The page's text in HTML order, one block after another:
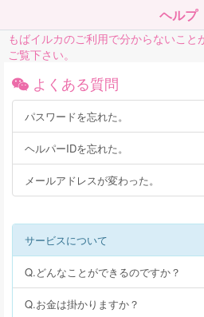
ヘルプ
もばイルカのご利用で分からないこ
ご覧下さい。
よくある質問
パスワードを忘れた。
ヘルパーIDを忘れた。
メールアドレスが変わった。
サービスについて
Q.どんなことができるのですか？
Q.お金は掛かりますか？